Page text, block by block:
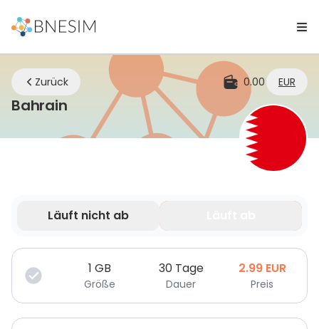
Zurück 0.00 EUR
BahraineSIM | Bleiben Sie überall
Läuft nicht ab
Deine Daten sind nur für eine begrenzte Zeit gültig.
1 GB
Größe
30 Tage
Dauer
2.99 EUR
Preis